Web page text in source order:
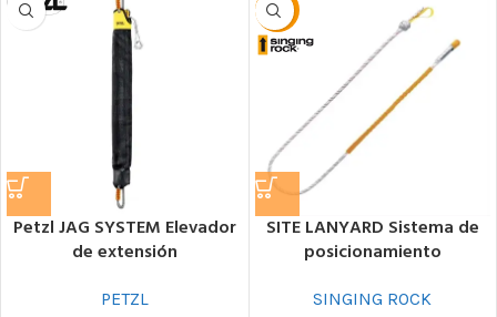
Petzl JAG SYSTEM Elevador
de extensión
PETZL
-30%
SITE LANYARD Sistema de
posicionamiento
SINGING ROCK